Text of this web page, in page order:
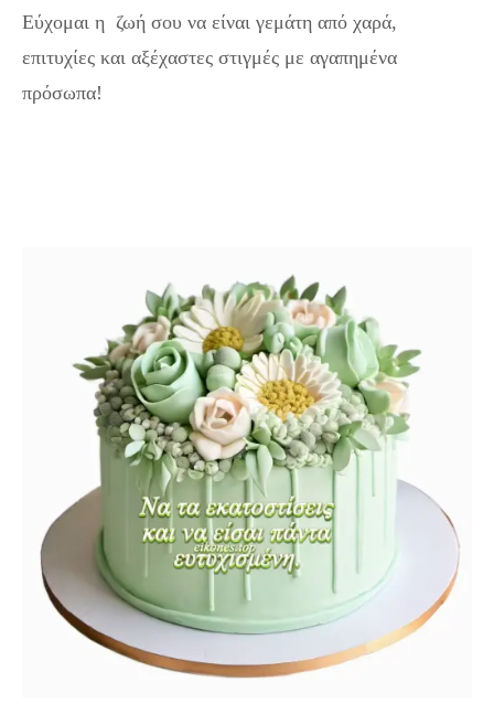
Εύχομαι η ζωή σου να είναι γεμάτη από χαρά,
επιτυχίες και αξέχαστες στιγμές με αγαπημένα
πρόσωπα!